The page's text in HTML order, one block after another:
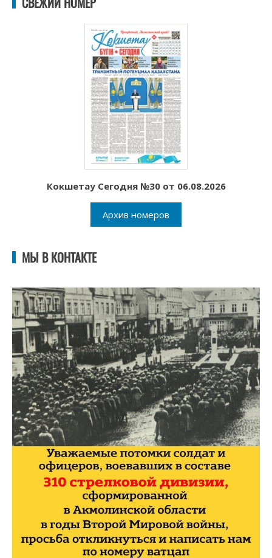
Кокшетау Сегодня №30 от 06.08.2026
Архив номеров
МЫ В КОНТАКТЕ